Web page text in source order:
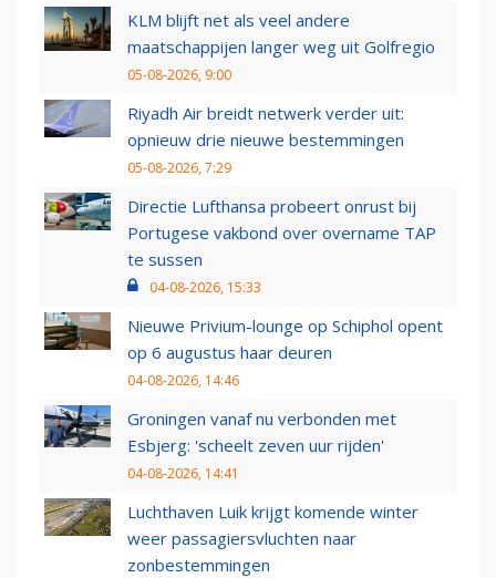
KLM blijft net als veel andere
maatschappijen langer weg uit Golfregio
05-08-2026, 9:00
Riyadh Air breidt netwerk verder uit:
opnieuw drie nieuwe bestemmingen
05-08-2026, 7:29
Directie Lufthansa probeert onrust bij
Portugese vakbond over overname TAP
te sussen
04-08-2026, 15:33
Nieuwe Privium-lounge op Schiphol opent
op 6 augustus haar deuren
04-08-2026, 14:46
Groningen vanaf nu verbonden met
Esbjerg: 'scheelt zeven uur rijden'
04-08-2026, 14:41
Luchthaven Luik krijgt komende winter
weer passagiersvluchten naar
zonbestemmingen